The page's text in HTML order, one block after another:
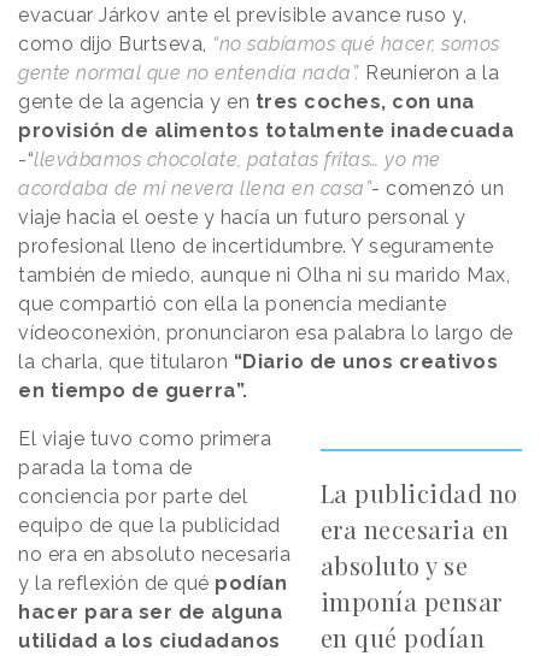
evacuar Járkov ante el previsible avance ruso y,
como dijo Burtseva, “no sabíamos qué hacer, somos
gente normal que no entendía nada”. Reunieron a la
gente de la agencia y en tres coches, con una
provisión de alimentos totalmente inadecuada
-“llevábamos chocolate, patatas fritas… yo me
acordaba de mi nevera llena en casa”- comenzó un
viaje hacia el oeste y hacía un futuro personal y
profesional lleno de incertidumbre. Y seguramente
también de miedo, aunque ni Olha ni su marido Max,
que compartió con ella la ponencia mediante
vídeoconexión, pronunciaron esa palabra lo largo de
la charla, que titularon “Diario de unos creativos
en tiempo de guerra”.
La publicidad no
era necesaria en
absoluto y se
imponía pensar
en qué podían
El viaje tuvo como primera
parada la toma de
conciencia por parte del
equipo de que la publicidad
no era en absoluto necesaria
y la reflexión de qué podían
hacer para ser de alguna
utilidad a los ciudadanos